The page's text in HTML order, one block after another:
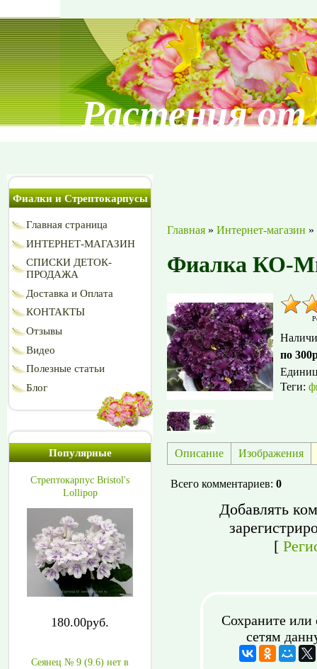
Растения
Фиалки и Стрептокарпусы
Главная страница
ИНТЕРНЕТ-МАГАЗИН
СПИСКИ ДЕТОК-
ПРОДАЖА
Доставка и Оплата
КОНТАКТЫ
Отзывы
Видео
Полезные статьи
Блог
Популярные
Стрептокарпус Bristol's
Lollipop
180.00руб.
Сеянец № 9 (9.6) нет в
Главная » Интернет-магазин »
Фиалка КО-
по
Теги:
Описание Изображения
Всего комментариев: 0
Добавлять
[
Сохраните или
сетям